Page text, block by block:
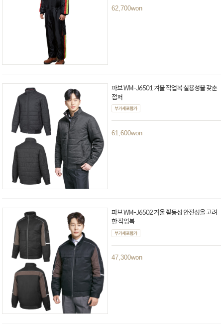
62,700won
파브 WM-J6501 겨울 작업복 실용성을 갖춘
점퍼
61,600won
파브 WM-J6502 겨울 활동성 안전성을 고려
한 작업복
47,300won